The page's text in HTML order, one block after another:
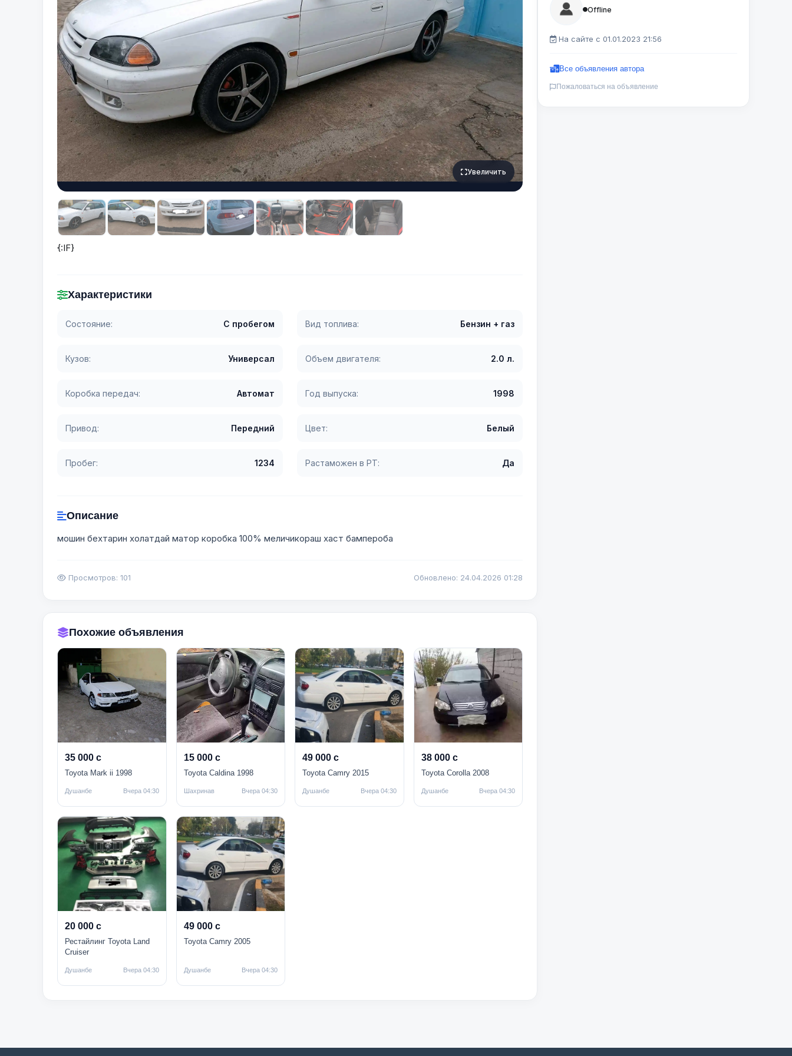
Увеличить
{:IF}
Характеристики
Состояние: С пробегом Вид топлива: Бензин + газ
Кузов: Универсал Объем двигателя: 2.0 л.
Коробка передач: Автомат Год выпуска: 1998
Привод: Передний Цвет: Белый
Пробег: 1234 Растаможен в РТ: Да
Описание
мошин бехтарин холатдай матор коробка 100% меличикораш хаст бампероба
Просмотров: 101 Обновлено: 24.04.2026 01:28
Похожие объявления
35 000 с
Toyota Mark ii 1998
Душанбе Вчера 04:30
15 000 с
Toyota Caldina 1998
Шахринав Вчера 04:30
49 000 с
Toyota Camry 2015
Душанбе Вчера 04:30
38 000 с
Toyota Corolla 2008
Душанбе Вчера 04:30
20 000 с
Рестайлинг Toyota Land
Cruiser
Душанбе Вчера 04:30
49 000 с
Toyota Camry 2005
Душанбе Вчера 04:30
Offline
На сайте с 01.01.2023 21:56
Все объявления автора
Пожаловаться на объявление